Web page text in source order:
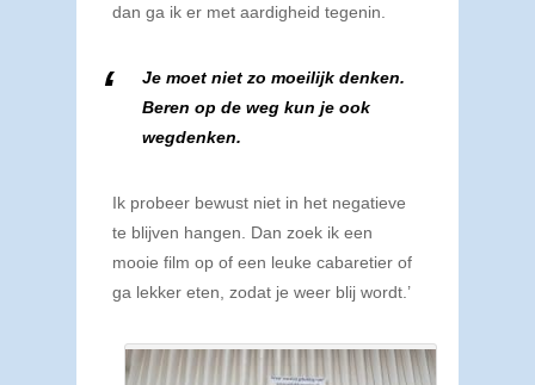
dan ga ik er met aardigheid tegenin.
Je moet niet zo moeilijk denken.
Beren op de weg kun je ook
wegdenken.
Ik probeer bewust niet in het negatieve
te blijven hangen. Dan zoek ik een
mooie film op of een leuke cabaretier of
ga lekker eten, zodat je weer blij wordt.’